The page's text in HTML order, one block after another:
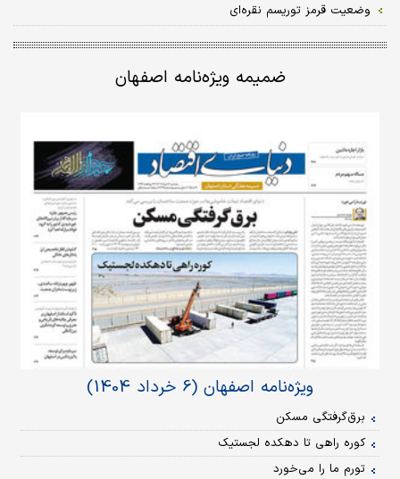
وضعیت قرمز توریسم نقره‏‏‌ای
ضمیمه ویژه‌نامه اصفهان
ویژه‌نامه اصفهان (6 خرداد 1404)
برق‌گرفتگی مسکن
کوره راهی تا دهکده لجستیک
تورم ما را می‌خورد